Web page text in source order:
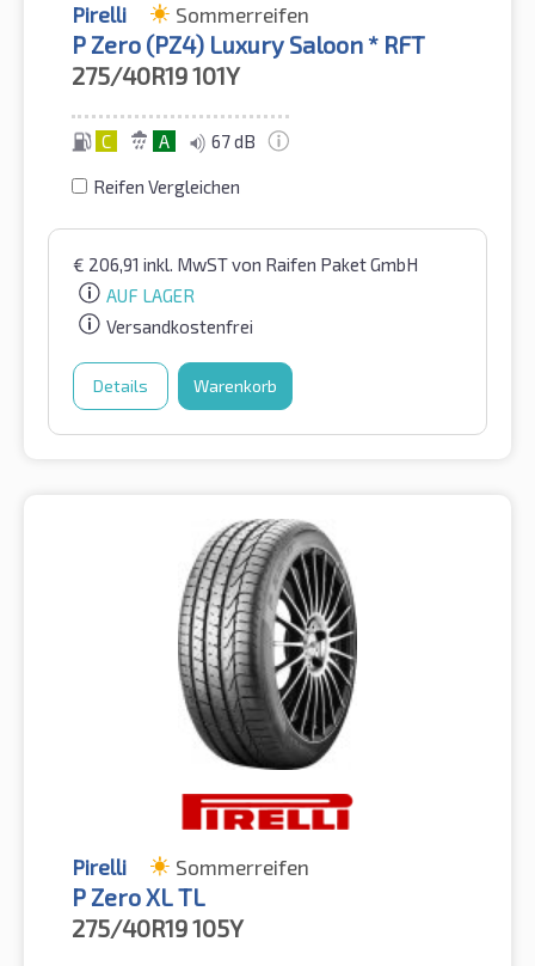
Pirelli Sommerreifen
P Zero (PZ4) Luxury Saloon * RFT
275/40R19101Y
C A 67 dB
Reifen Vergleichen
€ 206,91 inkl. MwSTvon Raifen Paket GmbH
AUF LAGER
Versandkostenfrei
Details Warenkorb
Pirelli Sommerreifen
P Zero XL TL
275/40R19105Y